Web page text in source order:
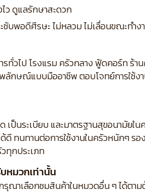
ว ดูแลรักษาสะดวก
บพอดีศีรษะ ไม่หลวม ไม่เลื่อนขณะทำง
ทั่วไป โรงแรม ครัวกลาง ฟู้ดคอร์ท ร้
พลักษณ์แบบมืออาชีพ ตอบโจทย์การใช้
ป็นระเบียบ และมาตรฐานสุขอนามัยใ
ดี ทนทานต่อการใช้งานในครัวหนักๆ
ทุกประเภท
หมวกเท่านั้น
รุณาเลือกชมสินค้าในหมวดอื่น ๆ ได้ตาม